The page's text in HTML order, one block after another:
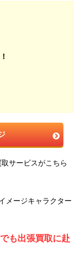
サービスがこちら
メージキャラクター
も出張買取に赴